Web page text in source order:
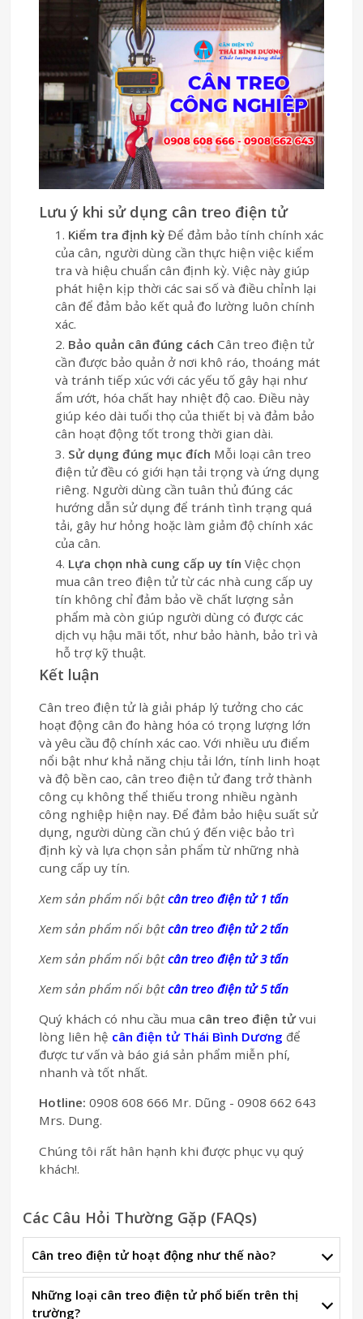
Lưu ý khi sử dụng cân treo điện tử
Kiểm tra định kỳ Để đảm bảo tính chính xác
của cân, người dùng cần thực hiện việc kiểm
tra và hiệu chuẩn cân định kỳ. Việc này giúp
phát hiện kịp thời các sai số và điều chỉnh lại
cân để đảm bảo kết quả đo lường luôn chính
xác.
Bảo quản cân đúng cách Cân treo điện tử
cần được bảo quản ở nơi khô ráo, thoáng mát
và tránh tiếp xúc với các yếu tố gây hại như
ẩm ướt, hóa chất hay nhiệt độ cao. Điều này
giúp kéo dài tuổi thọ của thiết bị và đảm bảo
cân hoạt động tốt trong thời gian dài.
Sử dụng đúng mục đích Mỗi loại cân treo
điện tử đều có giới hạn tải trọng và ứng dụng
riêng. Người dùng cần tuân thủ đúng các
hướng dẫn sử dụng để tránh tình trạng quá
tải, gây hư hỏng hoặc làm giảm độ chính xác
của cân.
Lựa chọn nhà cung cấp uy tín Việc chọn
mua cân treo điện tử từ các nhà cung cấp uy
tín không chỉ đảm bảo về chất lượng sản
phẩm mà còn giúp người dùng có được các
dịch vụ hậu mãi tốt, như bảo hành, bảo trì và
hỗ trợ kỹ thuật.
Kết luận
Cân treo điện tử là giải pháp lý tưởng cho các
hoạt động cân đo hàng hóa có trọng lượng lớn
và yêu cầu độ chính xác cao. Với nhiều ưu điểm
nổi bật như khả năng chịu tải lớn, tính linh hoạt
và độ bền cao, cân treo điện tử đang trở thành
công cụ không thể thiếu trong nhiều ngành
công nghiệp hiện nay. Để đảm bảo hiệu suất sử
dụng, người dùng cần chú ý đến việc bảo trì
định kỳ và lựa chọn sản phẩm từ những nhà
cung cấp uy tín.
Xem sản phẩm nổi bậtcân treo điện tử 1 tấn
Xem sản phẩm nổi bậtcân treo điện tử 2 tấn
Xem sản phẩm nổi bậtcân treo điện tử 3 tấn
Xem sản phẩm nổi bậtcân treo điện tử 5 tấn
Quý khách có nhu cầu mua cân treo điện tửvui
lòng liên hệ cân điện tử Thái Bình Dương để
được tư vấn và báo giá sản phẩm miễn phí,
nhanh và tốt nhất.
Hotline: 0908 608 666 Mr. Dũng - 0908 662 643
Mrs. Dung.
Chúng tôi rất hân hạnh khi được phục vụ quý
khách!.
Các Câu Hỏi Thường Gặp (FAQs)
Cân treo điện tử hoạt động như thế nào?
Những loại cân treo điện tử phổ biến trên thị
trường?